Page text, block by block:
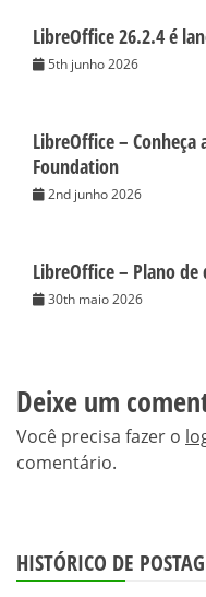
LibreOffice 26.2.4 é
5th junho 2026
LibreOffice –
Foundation
2nd junho 2026
LibreOffice – Plano
30th maio 2026
Deixe um
Você precisa fazer o
comentário.
HISTÓRICO DE